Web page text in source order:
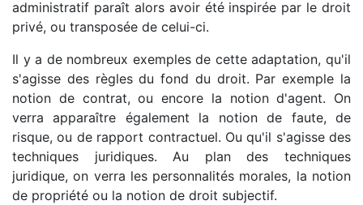
administratif paraît alors avoir été inspirée par le droit
privé, ou transposée de celui-ci.
Il y a de nombreux exemples de cette adaptation, qu'il
s'agisse des règles du fond du droit. Par exemple la
notion de contrat, ou encore la notion d'agent. On
verra apparaître également la notion de faute, de
risque, ou de rapport contractuel. Ou qu'il s'agisse des
techniques juridiques. Au plan des techniques
juridique, on verra les personnalités morales, la notion
de propriété ou la notion de droit subjectif.